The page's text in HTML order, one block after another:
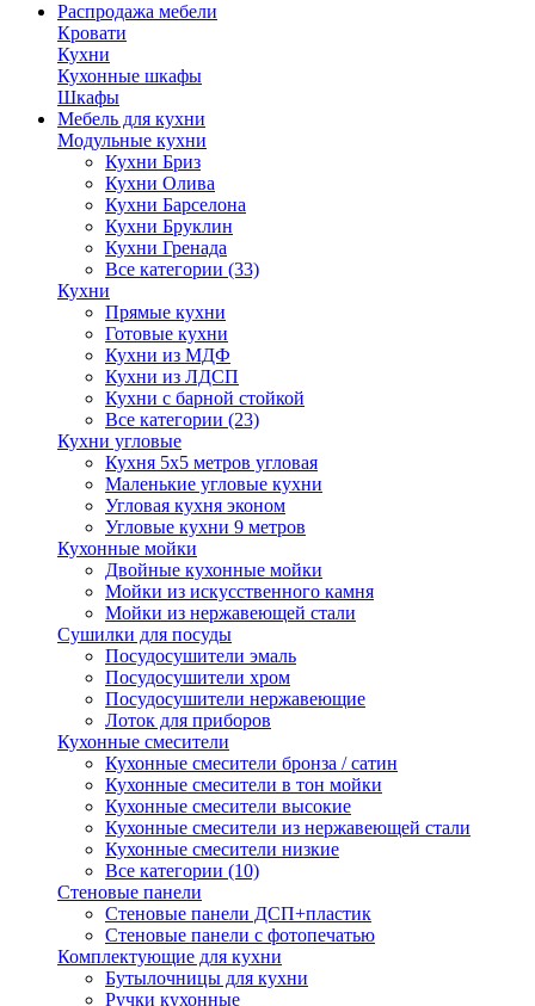
Распродажа мебели
Кровати
Кухни
Кухонные шкафы
Шкафы
Мебель для кухни
Модульные кухни
Кухни Бриз
Кухни Олива
Кухни Барселона
Кухни Бруклин
Кухни Гренада
Все категории (33)
Кухни
Прямые кухни
Готовые кухни
Кухни из МДФ
Кухни из ЛДСП
Кухни с барной стойкой
Все категории (23)
Кухни угловые
Кухня 5х5 метров угловая
Маленькие угловые кухни
Угловая кухня эконом
Угловые кухни 9 метров
Кухонные мойки
Двойные кухонные мойки
Мойки из искусственного камня
Мойки из нержавеющей стали
Сушилки для посуды
Посудосушители эмаль
Посудосушители хром
Посудосушители нержавеющие
Лоток для приборов
Кухонные смесители
Кухонные смесители бронза / сатин
Кухонные смесители в тон мойки
Кухонные смесители высокие
Кухонные смесители из нержавеющей стали
Кухонные смесители низкие
Все категории (10)
Стеновые панели
Стеновые панели ДСП+пластик
Стеновые панели с фотопечатью
Комплектующие для кухни
Бутылочницы для кухни
Ручки кухонные